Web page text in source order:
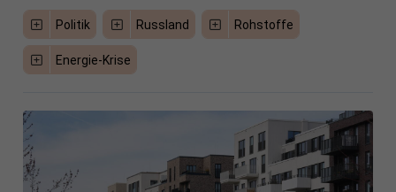
Politik Russland Rohstoffe
Energie-Krise